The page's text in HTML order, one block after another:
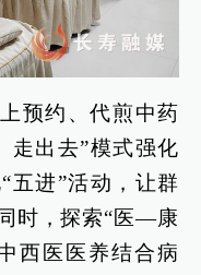
预约、代煎中药
走出去”模式强化
五进”活动，让群
时，探索“医—康
西医医养结合病